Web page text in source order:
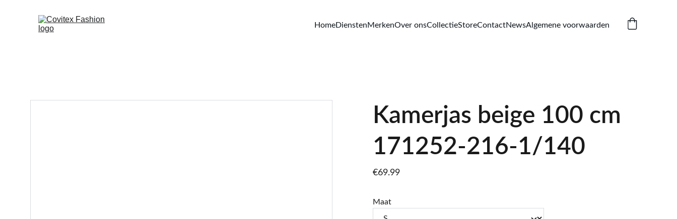
HomeDienstenMerkenOver onsCollectieStoreContactNewsAlgemene voorwaarden
Kamerjas beige 100 cm
171252-216-1/140
€69.99
Maat